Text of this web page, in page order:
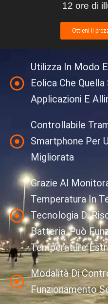
12 ore di
Ottieni il
Utilizza In Modo
Eolica Che
Applicazioni E
Controllabile
Smartphone Per
Migliorata
Grazie Al
Temperatura In
Tecnologia Di
Batteria, Può
Temperature
Modalità Di
Funzionamento